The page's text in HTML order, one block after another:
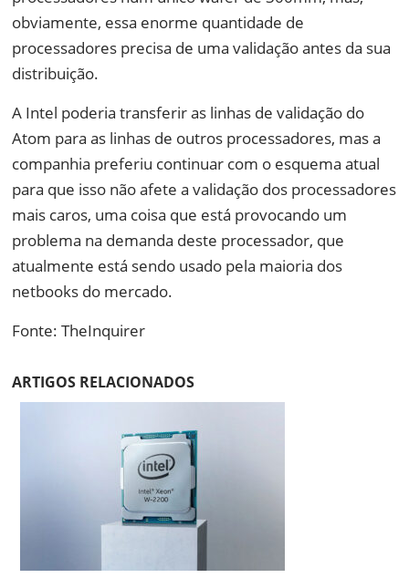
obviamente, essa enorme quantidade de
processadores precisa de uma validação antes da sua
distribuição.
A Intel poderia transferir as linhas de validação do
Atom para as linhas de outros processadores, mas a
companhia preferiu continuar com o esquema atual
para que isso não afete a validação dos processadores
mais caros, uma coisa que está provocando um
problema na demanda deste processador, que
atualmente está sendo usado pela maioria dos
netbooks do mercado.
Fonte: TheInquirer
ARTIGOS RELACIONADOS